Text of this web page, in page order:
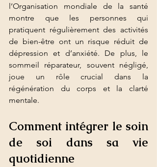
l’Organisation mondiale de la santé
montre que les personnes qui
pratiquent régulièrement des activités
de bien-être ont un risque réduit de
dépression et d’anxiété. De plus, le
sommeil réparateur, souvent négligé,
joue un rôle crucial dans la
régénération du corps et la clarté
mentale.
Comment intégrer le soin
de soi dans sa vie
quotidienne